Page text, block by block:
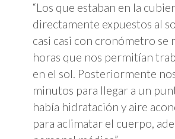
“Los que estaban en la
directamente expuestos al
casi casi con cronómetro se
horas que nos permitían
en el sol. Posteriormente
minutos para llegar a un
había hidratación y aire
para aclimatar el cuerpo,